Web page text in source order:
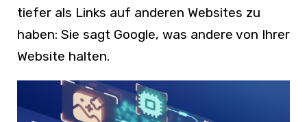
tiefer als Links auf anderen Websites zu
haben: Sie sagt Google, was andere von Ihrer
Website halten.